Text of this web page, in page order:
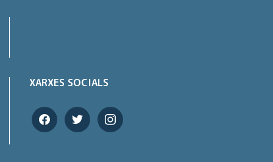
XARXES SOCIALS
facebooktwitter instagram